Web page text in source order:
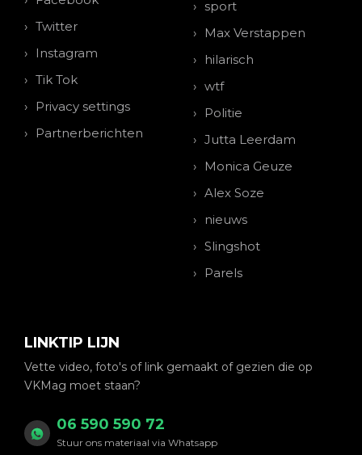
Twitter
Instagram
Tik Tok
Privacy settings
Partnerberichten
sport
Max Verstappen
hilarisch
wtf
Politie
Jutta Leerdam
Monica Geuze
Alex Soze
nieuws
Slingshot
Parels
LINKTIP LIJN
Vette video, foto's of link gemaakt of gezien die op
VKMag moet staan?
06 590 590 72
Stuur ons materiaal via Whatsapp